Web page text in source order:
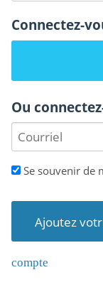
Connectez-
Ou
Se souvenir de
compte